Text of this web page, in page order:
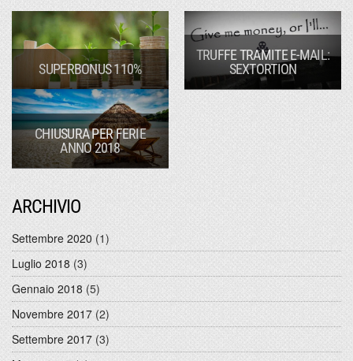
SUPERBONUS 110%
TRUFFE TRAMITE E-MAIL:
SEXTORTION
CHIUSURA PER FERIE
ANNO 2018
ARCHIVIO
Settembre 2020 (1)
Luglio 2018 (3)
Gennaio 2018 (5)
Novembre 2017 (2)
Settembre 2017 (3)